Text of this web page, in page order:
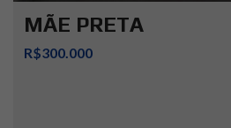
MÃE PRETA
R$300.000